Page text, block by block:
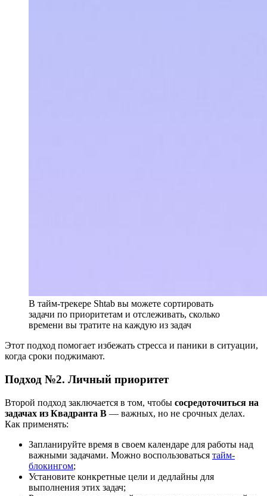
В тайм-трекере Shtab вы можете сортировать
задачи по приоритетам и отслеживать, сколько
времени вы тратите на каждую из задач
Этот подход помогает избежать стресса и паники в ситуации,
когда сроки поджимают.
Подход №2. Личный приоритет
Второй подход заключается в том, чтобы сосредоточиться на
задачах из Квадранта B — важных, но не срочных делах.
Как применять:
Запланируйте время в своем календаре для работы над
важными задачами. Можно воспользоваться тайм-
блокингом;
Установите конкретные цели и дедлайны для
выполнения этих задач;